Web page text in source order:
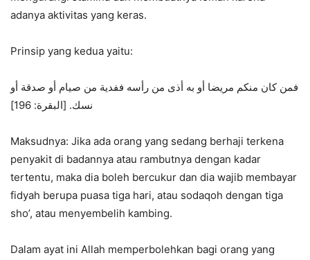
adanya aktivitas yang keras.
Prinsip yang kedua yaitu:
فمن كان منكم مريضا أو به أذى من رأسه ففدية من صيام أو صدقة أو
نسك. [البقرة: 196]
Maksudnya: Jika ada orang yang sedang berhaji terkena
penyakit di badannya atau rambutnya dengan kadar
tertentu, maka dia boleh bercukur dan dia wajib membayar
fidyah berupa puasa tiga hari, atau sodaqoh dengan tiga
sho’, atau menyembelih kambing.
Dalam ayat ini Allah memperbolehkan bagi orang yang